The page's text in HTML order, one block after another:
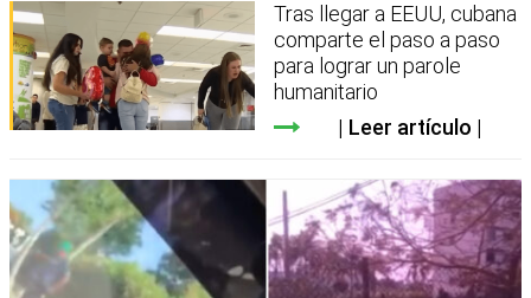
Tras llegar a EEUU, cubana
comparte el paso a paso
para lograr un parole
humanitario
Leer artículo